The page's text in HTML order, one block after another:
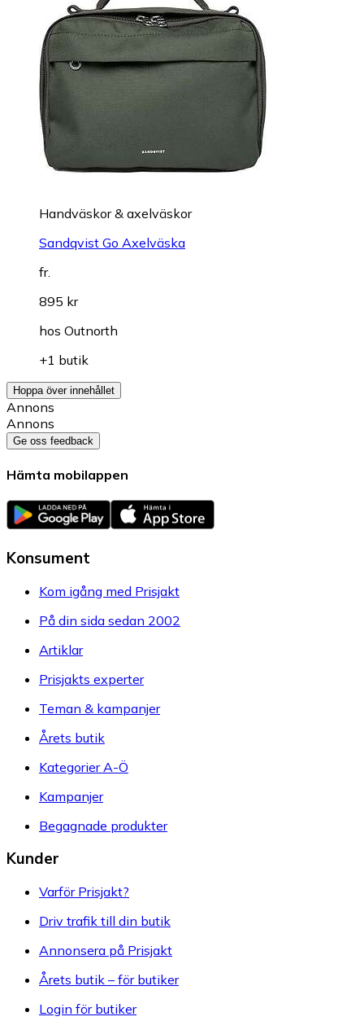
Handväskor & axelväskor
Sandqvist Go Axelväska
fr.
895 kr
hos Outnorth
+1 butik
Hoppa över innehållet
Annons
Annons
Ge oss feedback
Hämta mobilappen
Konsument
Kom igång med Prisjakt
På din sida sedan 2002
Artiklar
Prisjakts experter
Teman & kampanjer
Årets butik
Kategorier A-Ö
Kampanjer
Begagnade produkter
Kunder
Varför Prisjakt?
Driv trafik till din butik
Annonsera på Prisjakt
Årets butik – för butiker
Login för butiker